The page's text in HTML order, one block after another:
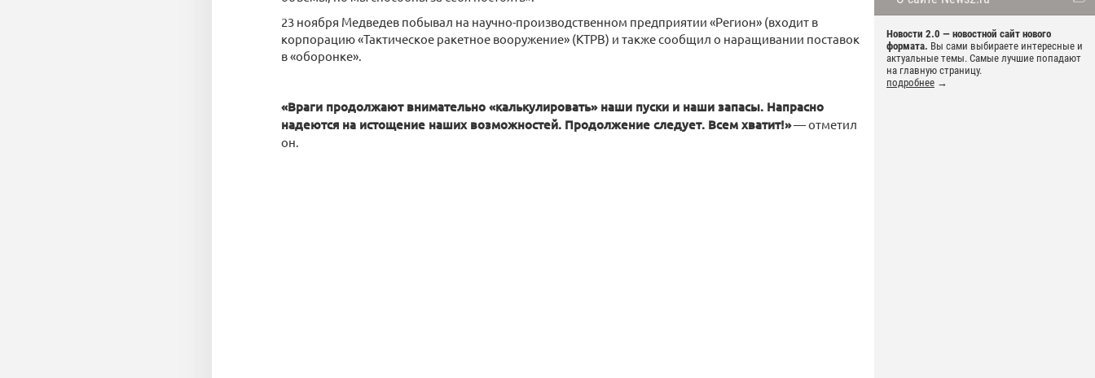
Новости 2.0 — новостной сайт нового
формата. Вы сами выбираете интересные и
актуальные темы. Самые лучшие попадают
на главную страницу.
подробнее →
23 ноября Медведев побывал на научно-производственном предприятии «Регион» (входит в
корпорацию «Тактическое ракетное вооружение» (КТРВ) и также сообщил о наращивании поставок
в «оборонке».
«Враги продолжают внимательно «калькулировать» наши пуски и наши запасы. Напрасно
надеются на истощение наших возможностей. Продолжение следует. Всем хватит!»— отметил
он.